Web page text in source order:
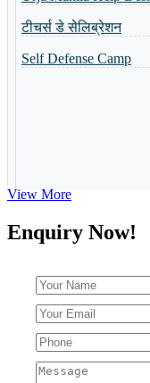
Toppers of the school
World Yoga Divas 2023
Admission Open-2023
टीचर्स डे सेलिब्रेशन
Self Defense Camp
View More
Enquiry Now!